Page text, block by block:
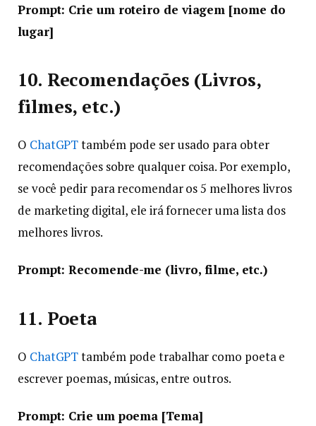
Prompt: Crie um roteiro de viagem [nome do
lugar]
10. Recomendações (Livros,
filmes, etc.)
O ChatGPTtambém pode ser usado para obter
recomendações sobre qualquer coisa. Por exemplo,
se você pedir para recomendar os 5 melhores livros
de marketing digital, ele irá fornecer uma lista dos
melhores livros.
Prompt: Recomende-me (livro, filme, etc.)
11. Poeta
O ChatGPTtambém pode trabalhar como poeta e
escrever poemas, músicas, entre outros.
Prompt: Crie um poema [Tema]